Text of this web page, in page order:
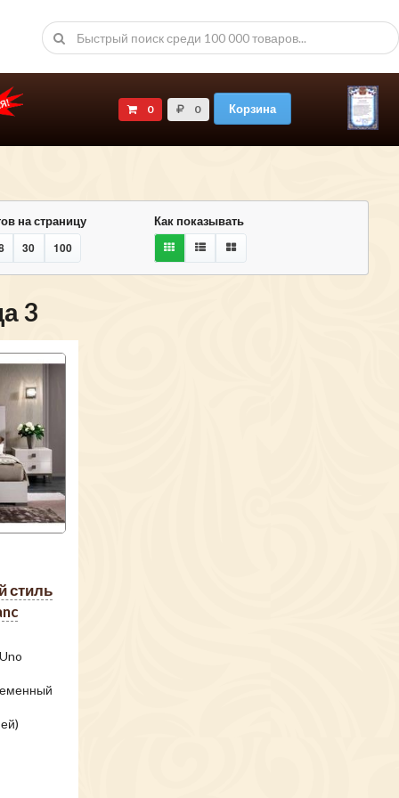
0 0 Корзина
на страницу
30 100
Как показывать
3